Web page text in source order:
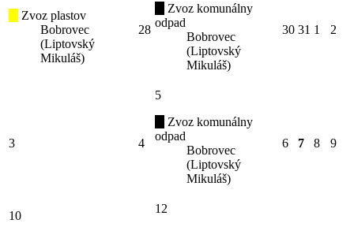
Zvoz plastov
Bobrovec
(Liptovský
Mikuláš)
28
Zvoz komunálny
odpad
Bobrovec
(Liptovský
Mikuláš)
30 31 1 2
3 4
5
Zvoz komunálny
odpad
Bobrovec
(Liptovský
Mikuláš)
6 7 8 9
10
12